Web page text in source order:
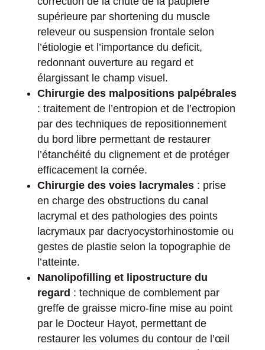
supérieure par shortening du muscle
releveur ou suspension frontale selon
l’étiologie et l’importance du deficit,
redonnant ouverture au regard et
élargissant le champ visuel.
Chirurgie des malpositions palpébrales
: traitement de l’entropion et de l’ectropion
par des techniques de repositionnement
du bord libre permettant de restaurer
l’étanchéité du clignement et de protéger
efficacement la cornée.
Chirurgie des voies lacrymales: prise
en charge des obstructions du canal
lacrymal et des pathologies des points
lacrymaux par dacryocystorhinostomie ou
gestes de plastie selon la topographie de
l’atteinte.
Nanolipofilling et lipostructure du
regard : technique de comblement par
greffe de graisse micro-fine mise au point
par le Docteur Hayot, permettant de
restaurer les volumes du contour de l’œil